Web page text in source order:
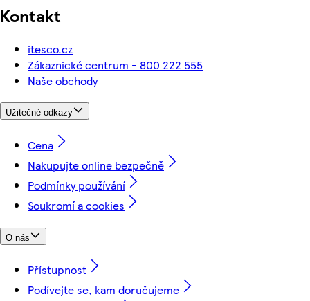
Kontakt
itesco.cz
Zákaznické centrum - 800 222 555
Naše obchody
Užitečné odkazy
Cena
Nakupujte online bezpečně
Podmínky používání
Soukromí a cookies
O nás
Přístupnost
Podívejte se, kam doručujeme